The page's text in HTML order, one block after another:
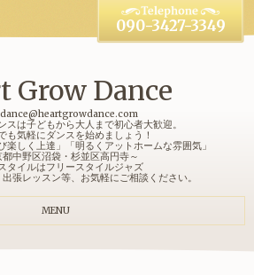
Grow Dance
スは子どもから大人まで初心者大歓迎。
も気軽にダンスを始めましょう！
楽しく上達」「明るくアットホームな雰囲気」
都中野区沼袋・杉並区高円寺～
タイルはフリースタイルジャズ
出張レッスン等、お気軽にご相談ください。
090-3427-3349
MENU